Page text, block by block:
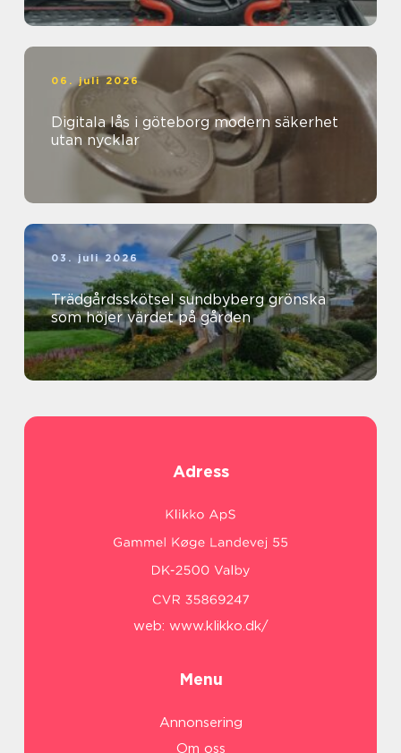
06. juli 2026
Digitala lås i göteborg modern säkerhet
utan nycklar
03. juli 2026
Trädgårdsskötsel sundbyberg grönska
som höjer värdet på gården
Adress
web: www.klikko.dk/
Menu
Annonsering
Om oss